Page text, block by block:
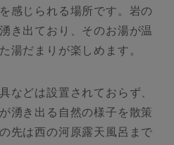
感じられる場所です。岩の
き出ており、そのお湯が温
湯だまりが楽しめます。
などは設置されておらず、
湧き出る自然の様子を散策
先は西の河原露天風呂まで